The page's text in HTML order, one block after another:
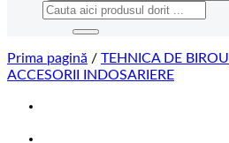
Caută
Prima pagină / TEHNICA DE BIROU
ACCESORII INDOSARIERE